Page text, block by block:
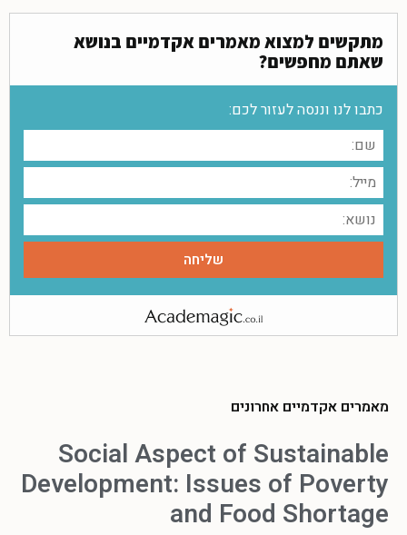
מתקשים למצוא מאמרים אקדמיים בנושא
שאתם מחפשים?
כתבו לנו וננסה לעזור לכם:
מאמרים אקדמיים אחרונים
Social Aspect of Sustainable
Development: Issues of Poverty
and Food Shortage